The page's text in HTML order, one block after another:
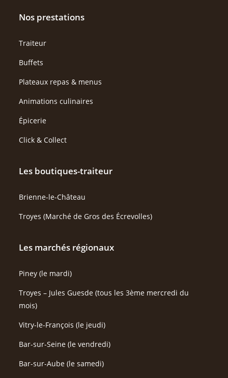
Nos prestations
Traiteur
Buffets
Plateaux repas & menus
Animations culinaires
Épicerie
Click & Collect
Les boutiques-traiteur
Brienne-le-Château
Troyes (Marché de Gros des Écrevolles)
Les marchés régionaux
Piney (le mardi)
Troyes – Jules Guesde (tous les 3ème mercredi du
mois)
Vitry-le-François (le jeudi)
Bar-sur-Seine (le vendredi)
Bar-sur-Aube (le samedi)